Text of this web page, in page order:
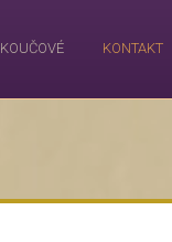
KOUČOVÉ KONTAKT